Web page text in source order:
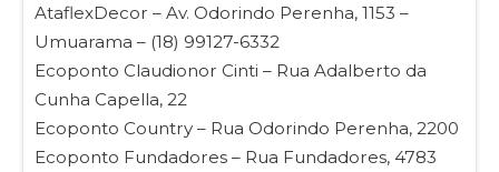
AtaflexDecor – Av. Odorindo Perenha, 1153 –
Umuarama – (18) 99127-6332
Ecoponto Claudionor Cinti – Rua Adalberto da
Cunha Capella, 22
Ecoponto Country – Rua Odorindo Perenha, 2200
Ecoponto Fundadores – Rua Fundadores, 4783